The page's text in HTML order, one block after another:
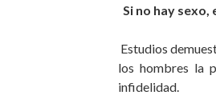
Si no hay sexo,
Estudios
los hombres la
infidelidad.